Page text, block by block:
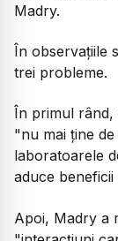
Madry.
În observațiile
trei probleme.
În primul rând,
"nu mai ține
laboratoarele
aduce
Apoi, Madry a